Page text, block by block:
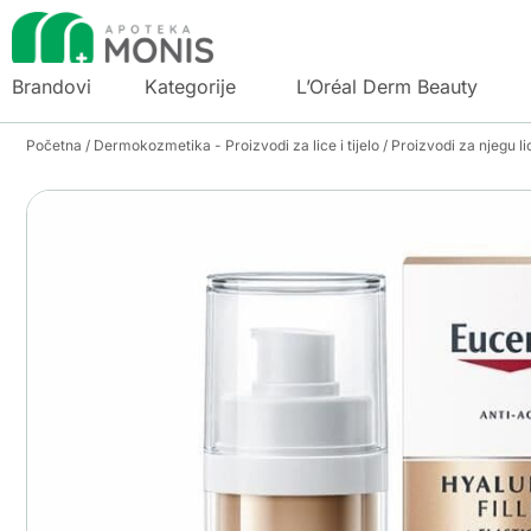
Brandovi Kategorije L’Oréal Derm Beauty
Početna / Dermokozmetika - Proizvodi za lice i tijelo / Proizvodi za njegu